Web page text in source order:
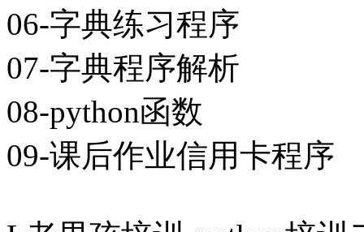
06-字典练习程序
07-字典程序解析
08-python函数
09-课后作业信用卡程序